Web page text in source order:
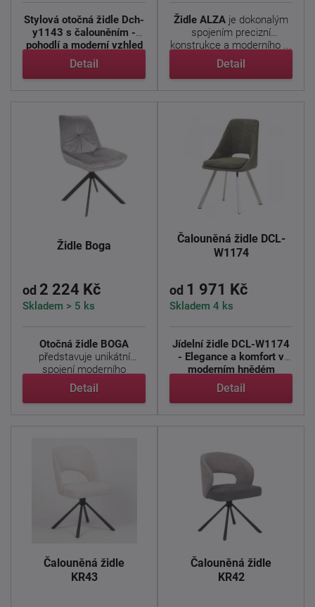
Stylová otočná židle Dch-
y1143 s čalouněním -
pohodlí a moderní vzhled
...
Detail
Židle ALZA je dokonalým
spojením precizní
konstrukce a moderního ...
Detail
Židle Boga
od 2 224 Kč
Skladem > 5 ks
Otočná židle BOGA
představuje unikátní
spojení moderního
designu, ...
Detail
Čalouněná židle DCL-
W1174
od 1 971 Kč
Skladem 4 ks
Jídelní židle DCL-W1174
- Elegance a komfort v
moderním hnědém
designu ...
Detail
Čalouněná židle
KR43
Čalouněná židle
KR42